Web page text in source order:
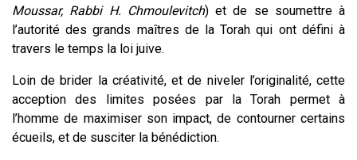
Moussar, Rabbi H. Chmoulevitch) et de se soumettre à
l’autorité des grands maîtres de la Torah qui ont défini à
travers le temps la loi juive.
Loin de brider la créativité, et de niveler l’originalité, cette
acception des limites posées par la Torah permet à
l’homme de maximiser son impact, de contourner certains
écueils, et de susciter la bénédiction.